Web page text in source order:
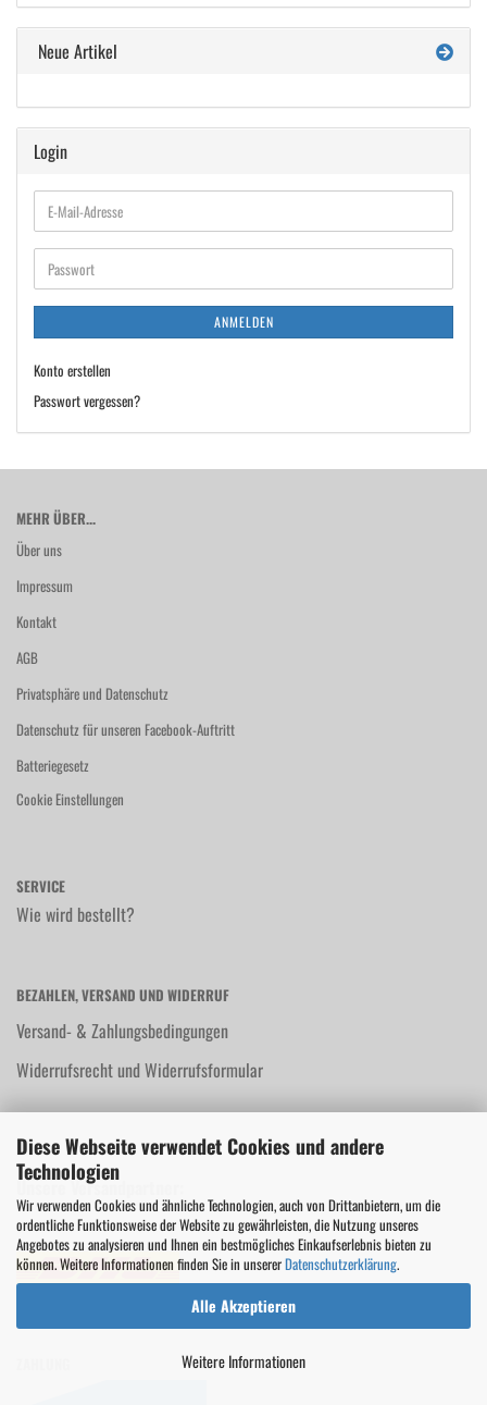
Diese Webseite verwendet Cookies und andere
Technologien
Wir verwenden Cookies und ähnliche Technologien, auch von Drittanbietern, um die
ordentliche Funktionsweise der Website zu gewährleisten, die Nutzung unseres
Angebotes zu analysieren und Ihnen ein bestmögliches Einkaufserlebnis bieten zu
können. Weitere Informationen finden Sie in unsererDatenschutzerklärung.
Alle Akzeptieren
Weitere Informationen
Neue Artikel
Login
E-
Mail-
Adresse
Passwort
ANMELDEN
Konto erstellen
Passwort vergessen?
MEHR ÜBER...
Über uns
Impressum
Kontakt
AGB
Privatsphäre und Datenschutz
Datenschutz für unseren Facebook-Auftritt
Batteriegesetz
Cookie Einstellungen
SERVICE
Wie wird bestellt?
BEZAHLEN, VERSAND UND WIDERRUF
Versand- & Zahlungsbedingungen
Widerrufsrecht und Widerrufsformular
Unsere Versandpartner: